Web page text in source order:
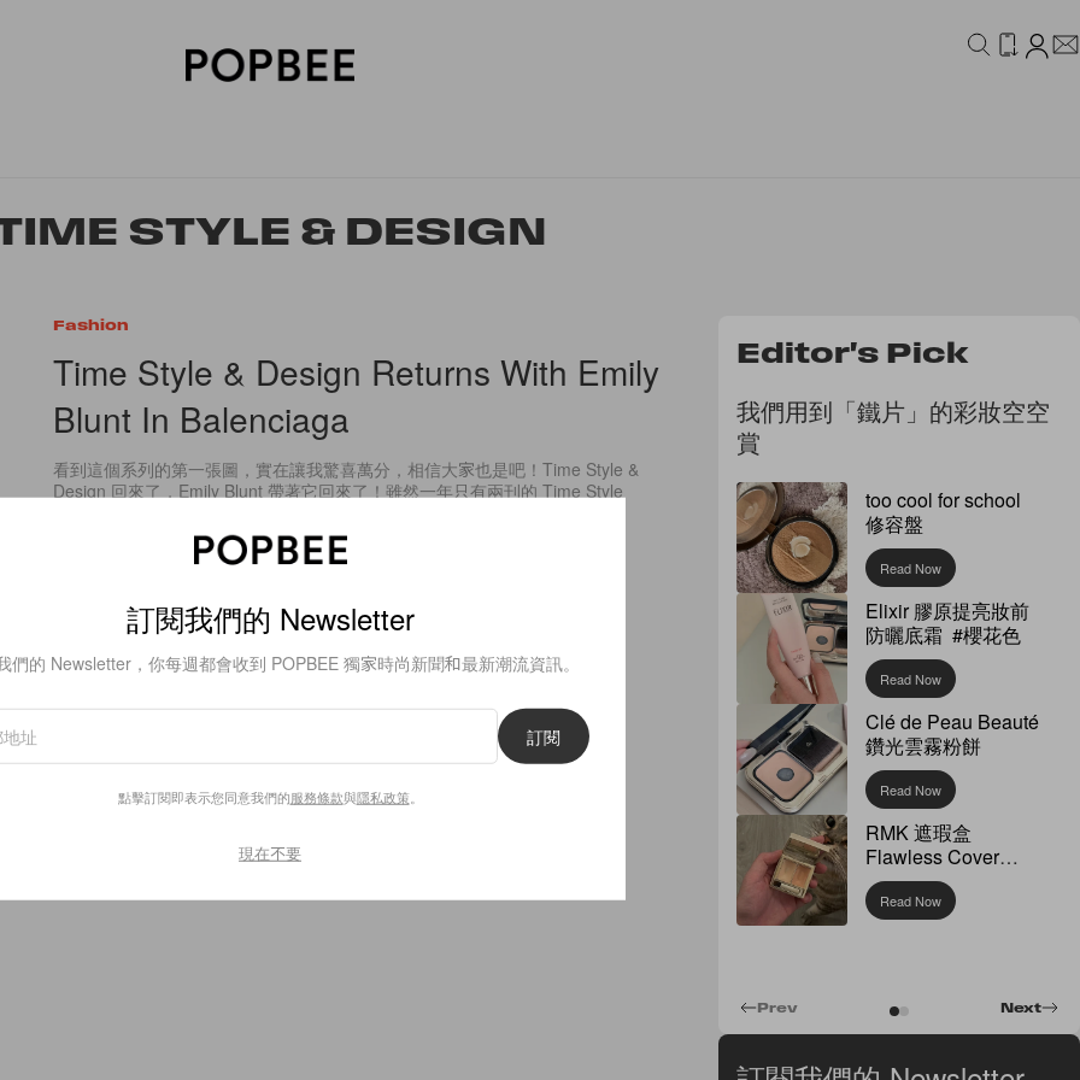
STYLE & DESIGN
Fashion
Time Style & Design Returns With Emily
Blunt In Balenciaga
看到這個系列的第一張圖，實在讓我驚喜萬分，相信大家也是吧！Time Style &
Design 回來了，Emily Blunt 帶著它回來了！雖然一年只有兩刊的 Time Style
2012年3月21日
Editor's Pick
我們用到「鐵片」的彩妝空空
賞
too cool for school
修容盤
Read Now
Elixir 膠原提亮妝前
防曬底霜 #櫻花色
Read Now
Clé de Peau Beauté
鑽光雲霧粉餅
Read Now
RMK 遮瑕盒
Flawless Cover
Concealer
Read Now
Next
Prev
訂閱我們的 Newsletter
們的 Newsletter，你每週都會收到 POPBEE 獨家時尚新聞和最新潮流資訊。
訂閱
點擊訂閱即表示您同意我們的服務條款與隱私政策。
現在不要